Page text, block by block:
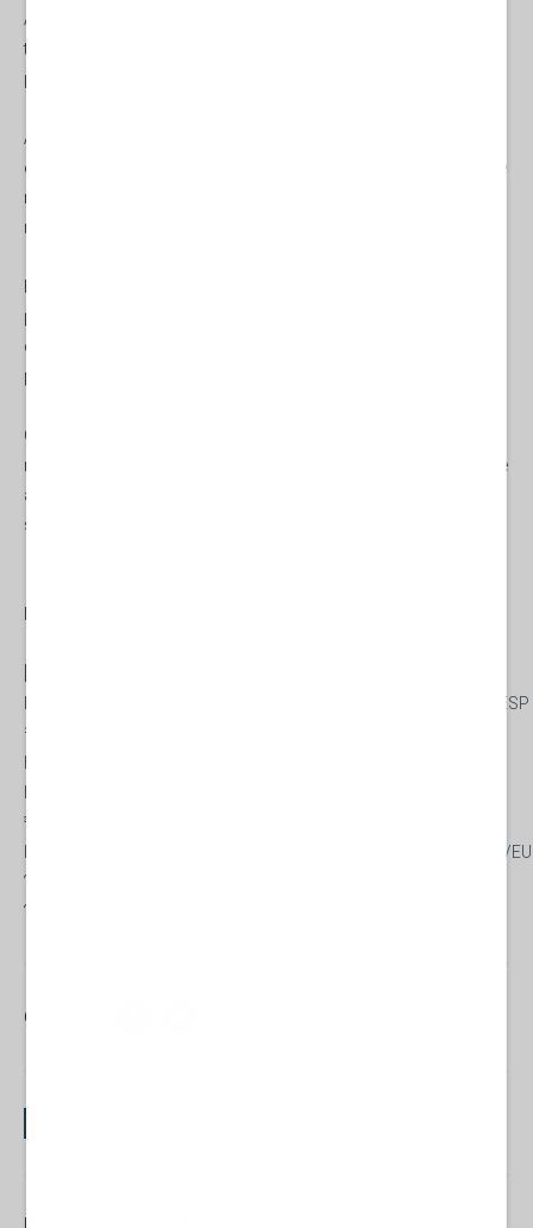
Abbiamo una classe politica che da decenni combatte conto
terzi una feroce lotta di classe contro la maggior parte della
popolazione italiana.
Abbiamo cioè un problema enorme di vincolo interno (una
classe dirigente di pavidi servi e di venduti) senza risolvere il quale
non solo non è possibile rompere le catene del vincolo esterno,
ma risulterebbe addirittura sostanzialmente ininfluente.
per un progetto politico perché si tratta di un tema che non “tira”,
che non è attuale, vale la pena ricordare che l’Italia ha la
popolazione più “euroscettica” tra i grandi Paesi europei.
Gli italiani che hanno ancora fiducia nell’Unione Europea sono
meno della metà (49%). Più di 1 italiano su 3 ritiene che l’adesione
alla UE abbia danneggiato l’Italia. Rispetto al “solo” euro i dati dei
sondaggi sono ancora più forti?
https://www.imf.org/.../GGXONLB_G01_GDP_PT@FM/FRA/ITA/ESP
²
³
https://www.imf.org/.../NGDP.../OEMDC/ADVEC/WEOWORLD/EU/
?
?
Condividi: